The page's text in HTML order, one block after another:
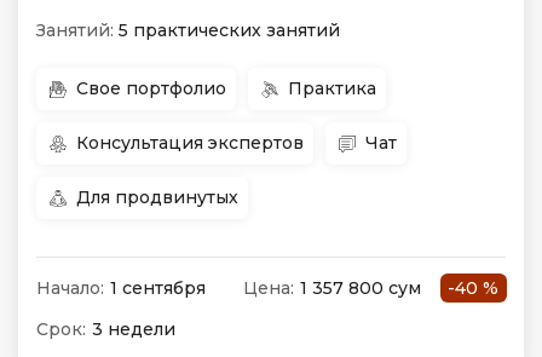
Занятий: 5 практических занятий
Свое портфолио Практика
Консультация экспертов Чат
Для продвинутых
Начало: 1 сентября Цена: 1 357 800 сум
-40 %
Срок: 3 недели